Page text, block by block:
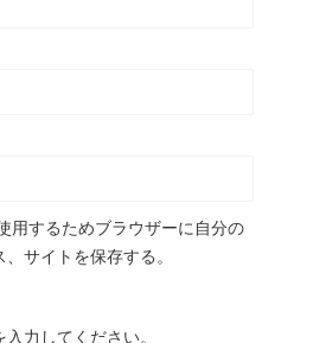
用するためブラウザーに自分の
サイトを保存する。
力してください。